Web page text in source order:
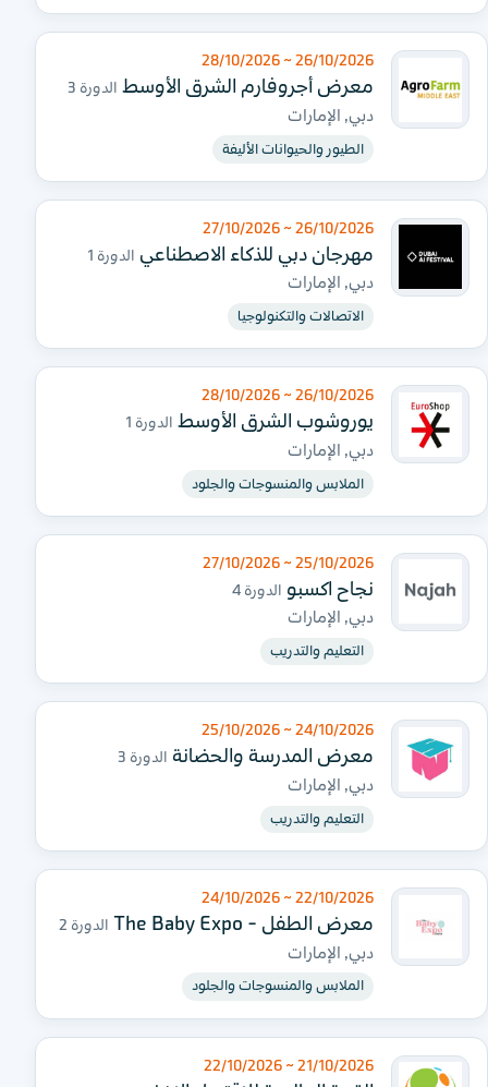
26/10/2026 ~ 28/10/2026
معرض أجروفارم الشرق الأوسط الدورة 3
دبي, الإمارات
الطيور والحيوانات الأليفة
26/10/2026 ~ 27/10/2026
مهرجان دبي للذكاء الاصطناعي الدورة 1
دبي, الإمارات
الاتصالات والتكنولوجيا
26/10/2026 ~ 28/10/2026
يوروشوب الشرق الأوسط الدورة 1
دبي, الإمارات
الملابس والمنسوجات والجلود
25/10/2026 ~ 27/10/2026
نجاح اكسبو الدورة 4
دبي, الإمارات
التعليم والتدريب
24/10/2026 ~ 25/10/2026
معرض المدرسة والحضانة الدورة 3
دبي, الإمارات
التعليم والتدريب
22/10/2026 ~ 24/10/2026
معرض الطفل - The Baby Expo الدورة 2
دبي, الإمارات
الملابس والمنسوجات والجلود
21/10/2026 ~ 22/10/2026